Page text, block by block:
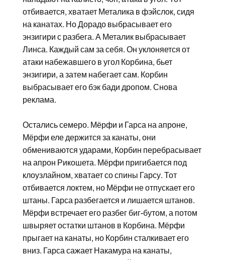
отбивается, хватает Металика в фэйслок, сидя
на канатах. Но Дорадо выбрасывает его
энзигири с разбега. А Металик выбрасывает
Линса. Каждый сам за себя. Он уклоняется от
атаки набежавшего в угол Корбина, бьет
энзигири, а затем набегает сам. Корбин
выбрасывает его бэк бади дропом. Снова
реклама.
Остались семеро. Мёрфи и Гарса на апроне,
Мёрфи еле держится за канаты, они
обмениваются ударами, Корбин перебрасывает
на апрон Рикошета. Мёрфи пригибается под
клоузлайном, хватает со спины Гарсу. Тот
отбивается локтем, но Мёрфи не отпускает его
штаны. Гарса разбегается и лишается штанов.
Мёрфи встречает его разбег биг-бутом, а потом
швыряет остатки штанов в Корбина. Мёрфи
прыгает на канаты, но Корбин сталкивает его
вниз. Гарса сажает Накамура на канаты,